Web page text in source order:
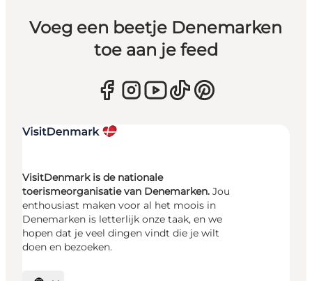
Voeg een beetje Denemarken
toe aan je feed
VisitDenmark is de nationale
toerismeorganisatie van Denemarken. Jou
enthousiast maken voor al het moois in
Denemarken is letterlijk onze taak, en we
hopen dat je veel dingen vindt die je wilt
doen en bezoeken.